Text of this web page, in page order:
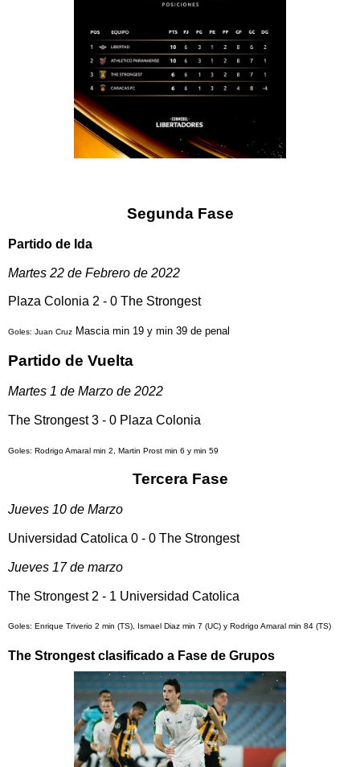
Segunda Fase
Partido de Ida
Martes 22 de Febrero de 2022
Plaza Colonia 2 - 0 The Strongest
Goles: Juan Cruz Mascia min 19 y min 39 de penal
Partido de Vuelta
Martes 1 de Marzo de 2022
The Strongest 3 - 0 Plaza Colonia
Goles: Rodrigo Amaral min 2, Martin Prost min 6 y min 59
Tercera Fase
Jueves 10 de Marzo
Universidad Catolica 0 - 0 The Strongest
Jueves 17 de marzo
The Strongest 2 - 1 Universidad Catolica
Goles: Enrique Triverio 2 min (TS), Ismael Diaz min 7 (UC) y Rodrigo Amaral min 84 (TS)
The Strongest clasificado a Fase de Grupos